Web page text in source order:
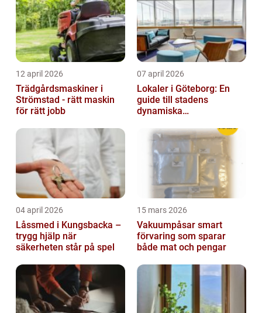
12 april 2026
Trädgårdsmaskiner i
Strömstad - rätt maskin
för rätt jobb
07 april 2026
Lokaler i Göteborg: En
guide till stadens
dynamiska
04 april 2026
Låssmed i Kungsbacka –
trygg hjälp när
säkerheten står på spel
15 mars 2026
Vakuumpåsar smart
förvaring som sparar
både mat och pengar